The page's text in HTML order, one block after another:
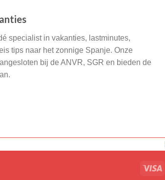
specialist in vakanties, lastminutes,
tips naar het zonnige Spanje. Onze
bij de ANVR, SGR en bieden de